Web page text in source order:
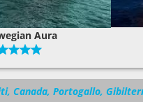
Aura
Canada, Portogallo,